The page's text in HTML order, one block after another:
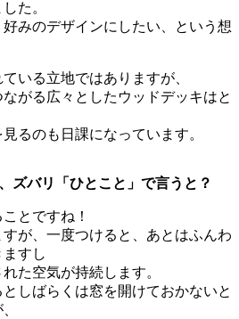
た。
みのデザインにしたい、という想
いる立地ではありますが、
がる広々としたウッドデッキはと
るのも日課になっています。
ズバリ「ひとこと」で言うと？
とですね！
が、一度つけると、あとはふんわ
すし
た空気が持続します。
しばらくは窓を開けておかないと